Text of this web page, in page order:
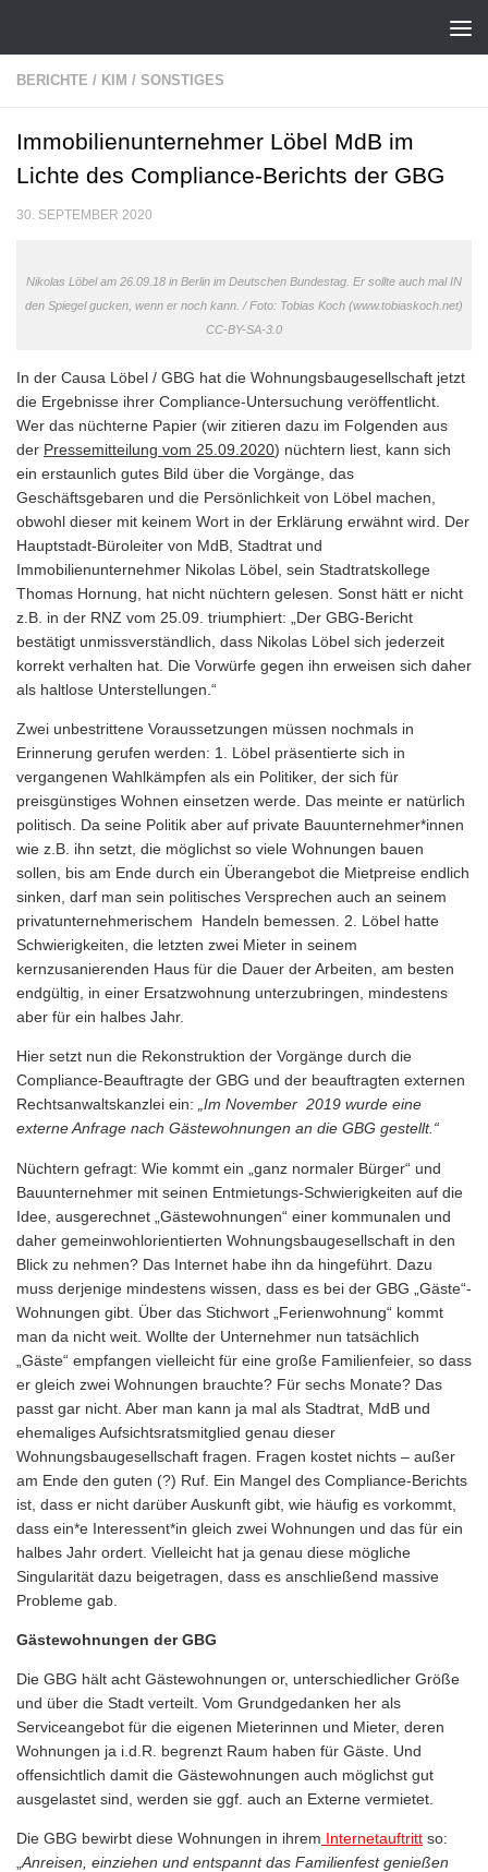
BERICHTE / KIM / SONSTIGES
Immobilienunternehmer Löbel MdB im
Lichte des Compliance-Berichts der GBG
30. SEPTEMBER 2020
Nikolas Löbel am 26.09.18 in Berlin im Deutschen Bundestag. Er sollte auch mal IN
den Spiegel gucken, wenn er noch kann. / Foto: Tobias Koch (www.tobiaskoch.net)
CC-BY-SA-3.0
In der Causa Löbel / GBG hat die Wohnungsbaugesellschaft jetzt
die Ergebnisse ihrer Compliance-Untersuchung veröffentlicht.
Wer das nüchterne Papier (wir zitieren dazu im Folgenden aus
der Pressemitteilung vom 25.09.2020) nüchtern liest, kann sich
ein erstaunlich gutes Bild über die Vorgänge, das
Geschäftsgebaren und die Persönlichkeit von Löbel machen,
obwohl dieser mit keinem Wort in der Erklärung erwähnt wird. Der
Hauptstadt-Büroleiter von MdB, Stadtrat und
Immobilienunternehmer Nikolas Löbel, sein Stadtratskollege
Thomas Hornung, hat nicht nüchtern gelesen. Sonst hätt er nicht
z.B. in der RNZ vom 25.09. triumphiert: „Der GBG-Bericht
bestätigt unmissverständlich, dass Nikolas Löbel sich jederzeit
korrekt verhalten hat. Die Vorwürfe gegen ihn erweisen sich daher
als haltlose Unterstellungen.“
Zwei unbestrittene Voraussetzungen müssen nochmals in
Erinnerung gerufen werden: 1. Löbel präsentierte sich in
vergangenen Wahlkämpfen als ein Politiker, der sich für
preisgünstiges Wohnen einsetzen werde. Das meinte er natürlich
politisch. Da seine Politik aber auf private Bauunternehmer*innen
wie z.B. ihn setzt, die möglichst so viele Wohnungen bauen
sollen, bis am Ende durch ein Überangebot die Mietpreise endlich
sinken, darf man sein politisches Versprechen auch an seinem
privatunternehmerischem Handeln bemessen. 2. Löbel hatte
Schwierigkeiten, die letzten zwei Mieter in seinem
kernzusanierenden Haus für die Dauer der Arbeiten, am besten
endgültig, in einer Ersatzwohnung unterzubringen, mindestens
aber für ein halbes Jahr.
Hier setzt nun die Rekonstruktion der Vorgänge durch die
Compliance-Beauftragte der GBG und der beauftragten externen
Rechtsanwaltskanzlei ein: „Im November 2019 wurde eine
externe Anfrage nach Gästewohnungen an die GBG gestellt.“
Nüchtern gefragt: Wie kommt ein „ganz normaler Bürger“ und
Bauunternehmer mit seinen Entmietungs-Schwierigkeiten auf die
Idee, ausgerechnet „Gästewohnungen“ einer kommunalen und
daher gemeinwohlorientierten Wohnungsbaugesellschaft in den
Blick zu nehmen? Das Internet habe ihn da hingeführt. Dazu
muss derjenige mindestens wissen, dass es bei der GBG „Gäste“-
Wohnungen gibt. Über das Stichwort „Ferienwohnung“ kommt
man da nicht weit. Wollte der Unternehmer nun tatsächlich
„Gäste“ empfangen vielleicht für eine große Familienfeier, so dass
er gleich zwei Wohnungen brauchte? Für sechs Monate? Das
passt gar nicht. Aber man kann ja mal als Stadtrat, MdB und
ehemaliges Aufsichtsratsmitglied genau dieser
Wohnungsbaugesellschaft fragen. Fragen kostet nichts – außer
am Ende den guten (?) Ruf. Ein Mangel des Compliance-Berichts
ist, dass er nicht darüber Auskunft gibt, wie häufig es vorkommt,
dass ein*e Interessent*in gleich zwei Wohnungen und das für ein
halbes Jahr ordert. Vielleicht hat ja genau diese mögliche
Singularität dazu beigetragen, dass es anschließend massive
Probleme gab.
Gästewohnungen der GBG
Die GBG hält acht Gästewohnungen or, unterschiedlicher Größe
und über die Stadt verteilt. Vom Grundgedanken her als
Serviceangebot für die eigenen Mieterinnen und Mieter, deren
Wohnungen ja i.d.R. begrenzt Raum haben für Gäste. Und
offensichtlich damit die Gästewohnungen auch möglichst gut
ausgelastet sind, werden sie ggf. auch an Externe vermietet.
Die GBG bewirbt diese Wohnungen in ihrem Internetauftritt so:
Anreisen, einziehen und entspannt das Familienfest genießen